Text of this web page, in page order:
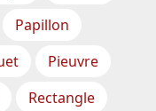
Papillon
Pieuvre
Rectangle